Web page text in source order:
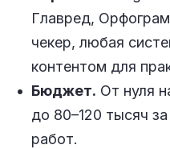
Главред,
чекер, любая
контентом для
Бюджет. От нуля
до 80–120 тысяч
работ.